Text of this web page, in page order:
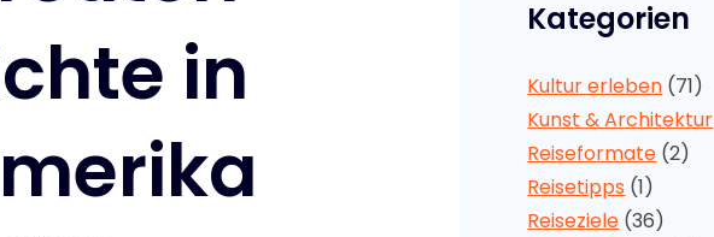
in
Kategorien
Kultur erleben (71)
Kunst & Architektur
Reiseformate (2)
Reisetipps (1)
Reiseziele (36)